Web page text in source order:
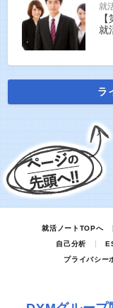
就
就
ラ
就活ノートTOPへ
自己分析
プライバシー